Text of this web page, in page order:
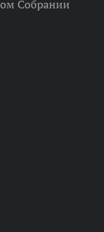
Собрании